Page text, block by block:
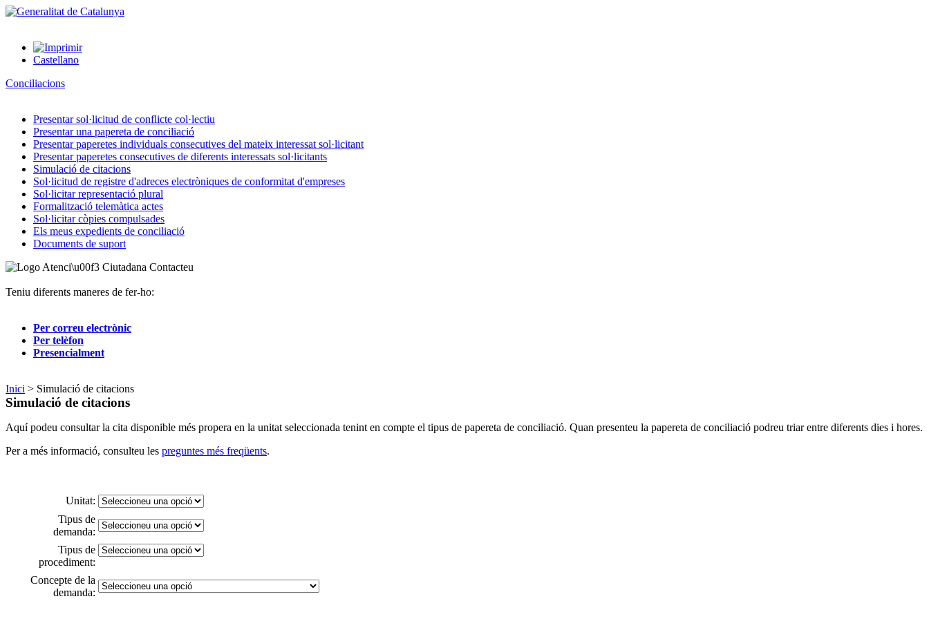
Castellano
Conciliacions
Presentar sol·licitud de conflicte col·lectiu
Presentar una papereta de conciliació
Presentar paperetes individuals consecutives del mateix interessat sol·licitant
Presentar paperetes consecutives de diferents interessats sol·licitants
Simulació de citacions
Sol·licitud de registre d'adreces electròniques de conformitat d'empreses
Sol·licitar representació plural
Formalització telemàtica actes
Sol·licitar còpies compulsades
Els meus expedients de conciliació
Documents de suport
Contacteu
Teniu diferents maneres de fer-ho:
Per correu electrònic
Per telèfon
Presencialment
Inici > Simulació de citacions
Simulació de citacions
Aquí podeu consultar la cita disponible més propera en la unitat seleccionada tenint en compte el tipus de papereta de conciliació. Quan presenteu la papereta de conciliació podreu triar entre diferents dies i hores.
Per a més informació, consulteu les preguntes més freqüents.
Unitat:
Tipus de
demanda:
Tipus de
procediment:
Concepte de la
demanda: